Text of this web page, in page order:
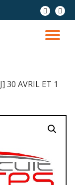
30 AVRIL ET 1